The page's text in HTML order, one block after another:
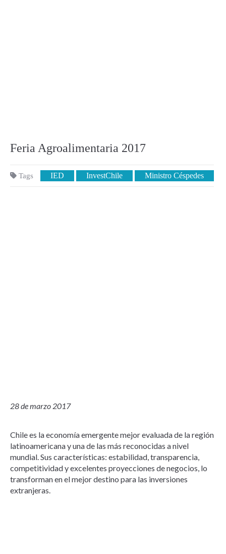
Feria Agroalimentaria 2017
Tags IED InvestChile Ministro Céspedes
28 de marzo 2017
Chile es la economía emergente mejor evaluada de la región
latinoamericana y una de las más reconocidas a nivel
mundial. Sus características: estabilidad, transparencia,
competitividad y excelentes proyecciones de negocios, lo
transforman en el mejor destino para las inversiones
extranjeras.